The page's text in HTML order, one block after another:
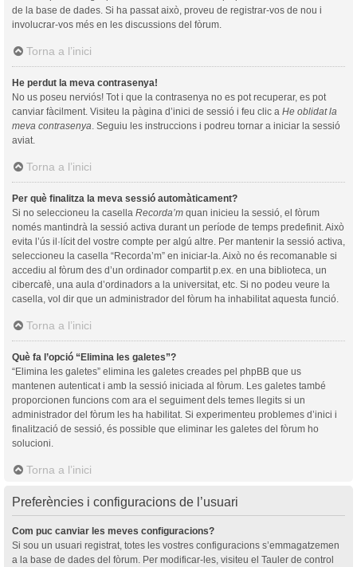
de la base de dades. Si ha passat això, proveu de registrar-vos de nou i
involucrar-vos més en les discussions del fòrum.
Torna a l’inici
He perdut la meva contrasenya!
No us poseu nerviós! Tot i que la contrasenya no es pot recuperar, es pot
canviar fàcilment. Visiteu la pàgina d’inici de sessió i feu clic a He oblidat la
meva contrasenya . Seguiu les instruccions i podreu tornar a iniciar la sessió
aviat.
Torna a l’inici
Per què finalitza la meva sessió automàticament?
Si no seleccioneu la casella Recorda’m quan inicieu la sessió, el fòrum
només mantindrà la sessió activa durant un període de temps predefinit. Això
evita l’ús il·lícit del vostre compte per algú altre. Per mantenir la sessió activa,
seleccioneu la casella “Recorda’m” en iniciar-la. Això no és recomanable si
accediu al fòrum des d’un ordinador compartit p.ex. en una biblioteca, un
cibercafè, una aula d’ordinadors a la universitat, etc. Si no podeu veure la
casella, vol dir que un administrador del fòrum ha inhabilitat aquesta funció.
Torna a l’inici
Què fa l’opció “Elimina les galetes”?
“Elimina les galetes” elimina les galetes creades pel phpBB que us
mantenen autenticat i amb la sessió iniciada al fòrum. Les galetes també
proporcionen funcions com ara el seguiment dels temes llegits si un
administrador del fòrum les ha habilitat. Si experimenteu problemes d’inici i
finalització de sessió, és possible que eliminar les galetes del fòrum ho
solucioni.
Torna a l’inici
Preferències i configuracions de l’usuari
Com puc canviar les meves configuracions?
Si sou un usuari registrat, totes les vostres configuracions s’emmagatzemen
a la base de dades del fòrum. Per modificar-les, visiteu el Tauler de control